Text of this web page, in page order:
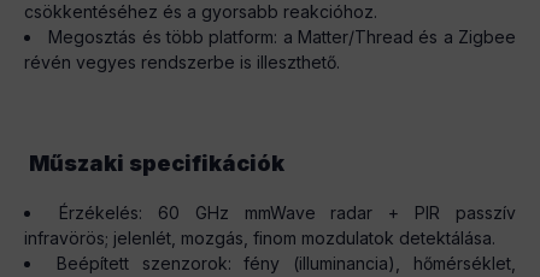
csökkentéséhez és a gyorsabb reakcióhoz.
Megosztás és több platform: a Matter/Thread és a Zigbee
révén vegyes rendszerbe is illeszthető.
Műszaki specifikációk
Érzékelés: 60 GHz mmWave radar + PIR passzív
infravörös; jelenlét, mozgás, finom mozdulatok detektálása.
Beépített szenzorok: fény (illuminancia), hőmérséklet,